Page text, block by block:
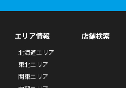
エリア情報
北海道エリア
東北エリア
関東エリア
店舗検索